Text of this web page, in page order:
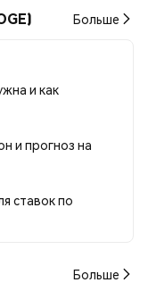
Больше
и как
и прогноз на
ставок по
Больше